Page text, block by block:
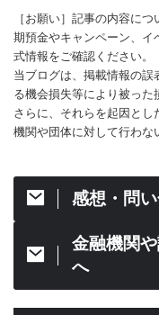
［お願い］記事の内容に
期預金やキャンペーン、
式情報をご確認ください。
当ブログは、掲載情報の誤
る機会損失等により被った
さらに、それらを起因と
機関や団体に対して行わな
感想・問
金融機関
へ